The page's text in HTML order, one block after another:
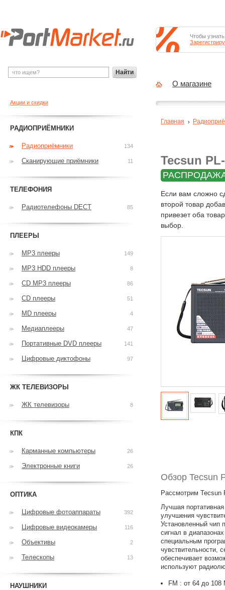
Tecsun
Если вам сложно
второй товар
привезет оба
выбор.
Обзор Tecsun
Рассмотрим Tecsun
Лучшая
улучшения
Установленный чип
сигнал в
специальным
чувствительности,
обеспечивает
используют
FM : от 64 до 108
Главная
Акции и скидки
РАДИОПРИЁМНИКИ
Радиоприёмники 134
Сканирующие приёмники 11
ТЕЛЕФОНИЯ
Радиотелефоны DECT 85
ПЛЕЕРЫ
MP3 плееры 149
MP3 HDD плееры 8
CD MP3 плееры 86
CD плееры 51
MD плееры 4
Медиаплееры 47
Портативные DVD плееры 141
Цифровые диктофоны 97
ЖК ТЕЛЕВИЗОРЫ
ЖК телевизоры 8
КПК
Карманные компьютеры 26
Электронные книги 26
ОПТИКА
Цифровые фотоаппараты 392
Цифровые видеокамеры 116
Объективы 2
Телескопы 13
НАУШНИКИ
Найти
Чтобы
О магазине